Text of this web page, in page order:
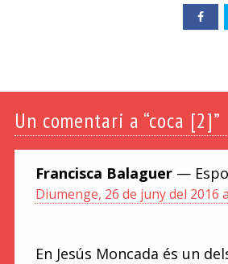
Un comentari a “coca [2]”
Francisca Balaguer —
Diumenge, 26 de juny del 2016
En Jesús Moncada és un